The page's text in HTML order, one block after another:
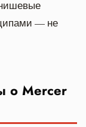
— не
о Mercer